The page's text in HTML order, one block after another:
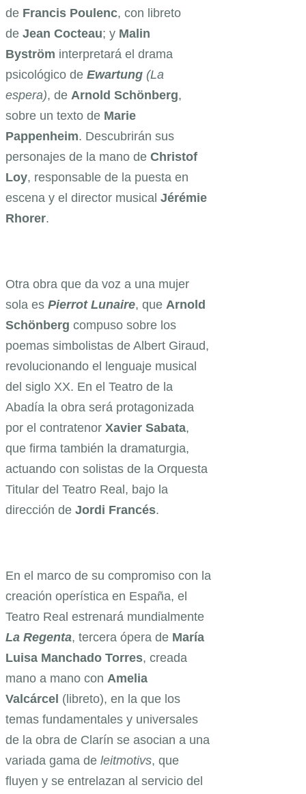
de Francis Poulenc, con libreto
de Jean Cocteau; y Malin
Byström interpretará el drama
psicológico de Ewartung (La
espera), de Arnold Schönberg,
sobre un texto de Marie
Pappenheim. Descubrirán sus
personajes de la mano de Christof
Loy, responsable de la puesta en
escena y el director musical Jérémie
Rhorer.
Otra obra que da voz a una mujer
sola es Pierrot Lunaire, que Arnold
Schönberg compuso sobre los
poemas simbolistas de Albert Giraud,
revolucionando el lenguaje musical
del siglo XX. En el Teatro de la
Abadía la obra será protagonizada
por el contratenor Xavier Sabata,
que firma también la dramaturgia,
actuando con solistas de la Orquesta
Titular del Teatro Real, bajo la
dirección de Jordi Francés.
En el marco de su compromiso con la
creación operística en España, el
Teatro Real estrenará mundialmente
La Regenta, tercera ópera de María
Luisa Manchado Torres, creada
mano a mano con Amelia
Valcárcel (libreto), en la que los
temas fundamentales y universales
de la obra de Clarín se asocian a una
variada gama de leitmotivs, que
fluyen y se entrelazan al servicio del